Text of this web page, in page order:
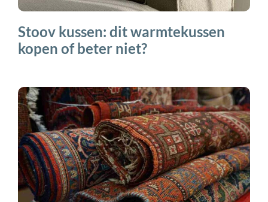
Stoov kussen: dit warmtekussen
kopen of beter niet?